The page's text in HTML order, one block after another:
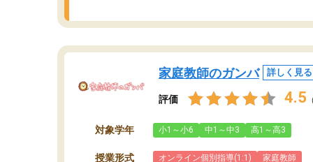
家庭教師のガンバ 詳しく見る
評価 4.5
対象学年 小1～小6 中1～中3 高1～高3
授業形式 オンライン個別指導(1:1) 家庭教師